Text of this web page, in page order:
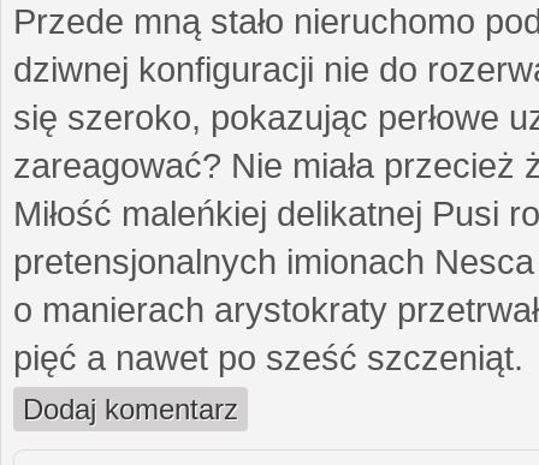
Przede mną stało nieruchomo
dziwnej konfiguracji nie do
się szeroko, pokazując perłowe
zareagować? Nie miała przecież
Miłość maleńkiej delikatnej Pusi
pretensjonalnych imionach
o manierach arystokraty
pięć a nawet po sześć szczeniąt.
Dodaj komentarz